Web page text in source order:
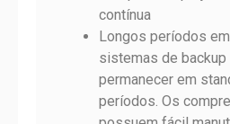
contínua
Longos períodos
sistemas de backup
permanecer em
períodos. Os